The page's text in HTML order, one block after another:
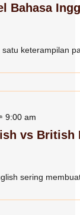
Bahasa
keterampilan
9:00 am
vs
sering